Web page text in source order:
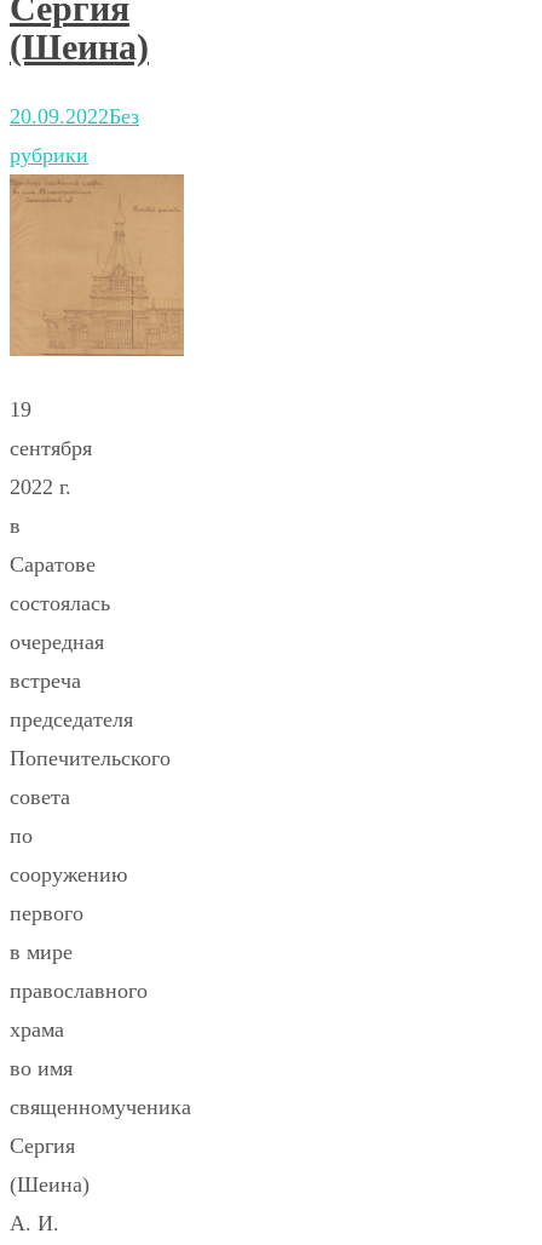
Сергия
(Шеина)
20.09.2022Без
рубрики
19
сентября
2022 г.
в
Саратове
состоялась
очередная
встреча
председателя
Попечительского
совета
по
сооружению
первого
в мире
православного
храма
во имя
священномученика
Сергия
(Шеина)
А. И.